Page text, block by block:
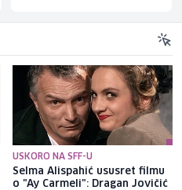
USKORO NA SFF-U
Selma Alispahić ususret filmu
o "Ay Carmeli": Dragan Jovičić